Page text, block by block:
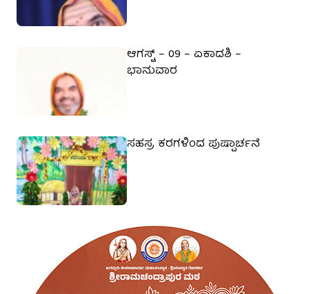
ಆಗಸ್ಟ್ – 09 – ಏಕಾದಶಿ –
ಭಾನುವಾರ
ಸಹಸ್ರ ಕರಗಳಿಂದ ಪುಷ್ಪಾರ್ಚನೆ